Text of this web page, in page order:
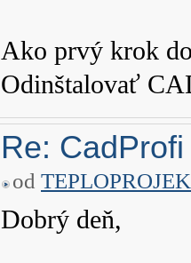
Ako prvý krok
Odinštalovať
Re:
od
Dobrý deň,